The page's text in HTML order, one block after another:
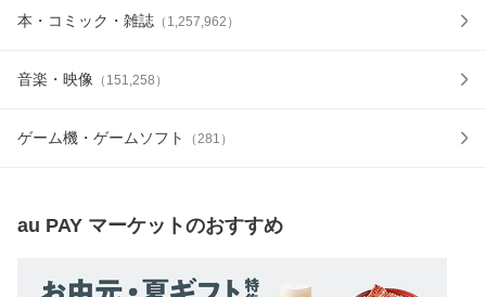
本・コミック・雑誌 （ 1,257,962 ）
音楽・映像 （ 151,258 ）
ゲーム機・ゲームソフト （281 ）
au PAY マーケットのおすすめ